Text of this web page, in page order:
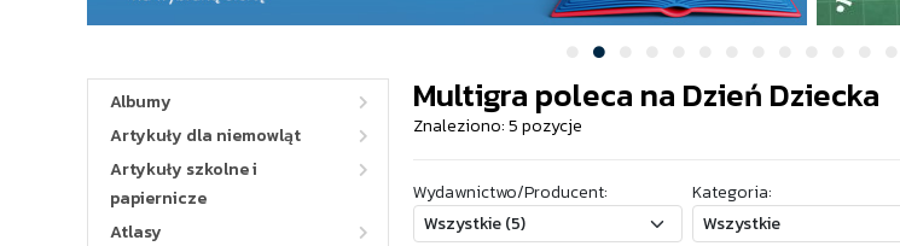
Albumy
Artykuły dla niemowląt
Artykuły szkolne i
papiernicze
Atlasy
Multigra poleca na Dzień Dziecka
Znaleziono: 5 pozycje
Wydawnictwo/Producent: Kategoria: